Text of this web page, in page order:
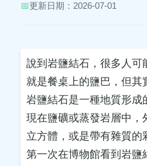
📅更新日期：2026-07-01
說到岩鹽結石，很多人可
就是餐桌上的鹽巴，但其
岩鹽結石是一種地質形成
現在鹽礦或蒸發岩層中，
立方體，或是帶有雜質的
第一次在博物館看到岩鹽